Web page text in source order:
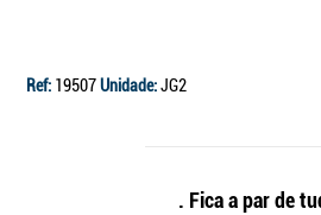
Ref: 19507Unidade:JG2
. Fica a par de